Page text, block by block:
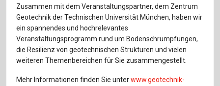
Für Autor:innen
Verlag
Sprache / Language: DE Sprache / Language: EN
Zusammen mit dem Veranstaltungspartner, dem Zentrum
Geotechnik der Technischen Universität München, haben wir
ein spannendes und hochrelevantes
Veranstaltungsprogramm rund um Bodenschrumpfungen,
die Resilienz von geotechnischen Strukturen und vielen
weiteren Themenbereichen für Sie zusammengestellt.
Mehr Informationen finden Sie unterwww.geotechnik-